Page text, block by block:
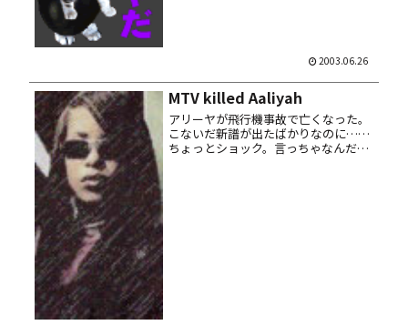
2003.06.26
MTV killed Aaliyah
アリーヤが飛行機事故で亡くなった。
こないだ新譜が出たばかりなのに……
ちょっとショック。言っちゃなんだ